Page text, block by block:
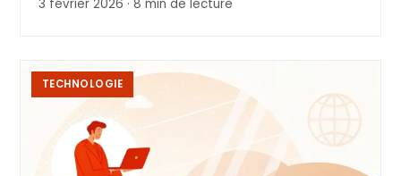
3 février 2026 · 8 min de lecture
TECHNOLOGIE